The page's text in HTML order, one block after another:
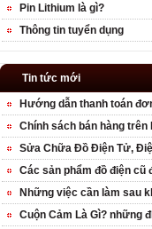
Pin Lithium là gì?
Thông tin tuyển dụng
Tin tức mới
Hướng dẫn thanh toán
Chính sách bán hàng trên
Sửa Chữa Đồ Điện Tử,
Các sản phẩm đồ điện
Những việc cần làm sau
Cuộn Cảm Là Gì? những